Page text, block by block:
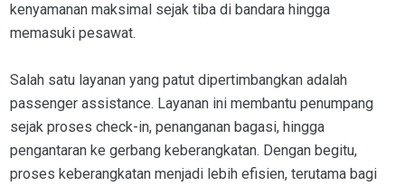
kenyamanan maksimal sejak tiba di bandara hingga
memasuki pesawat.
Salah satu layanan yang patut dipertimbangkan adalah
passenger assistance. Layanan ini membantu penumpang
sejak proses check-in, penanganan bagasi, hingga
pengantaran ke gerbang keberangkatan. Dengan begitu,
proses keberangkatan menjadi lebih efisien, terutama bagi